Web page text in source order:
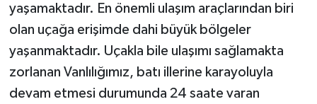
yaşamaktadır. En önemli ulaşım araçlarından biri
olan uçağa erişimde dahi büyük bölgeler
yaşanmaktadır. Uçakla bile ulaşımı sağlamakta
zorlanan Vanlılığımız, batı illerine karayoluyla
devam etmesi durumunda 24 saate varan